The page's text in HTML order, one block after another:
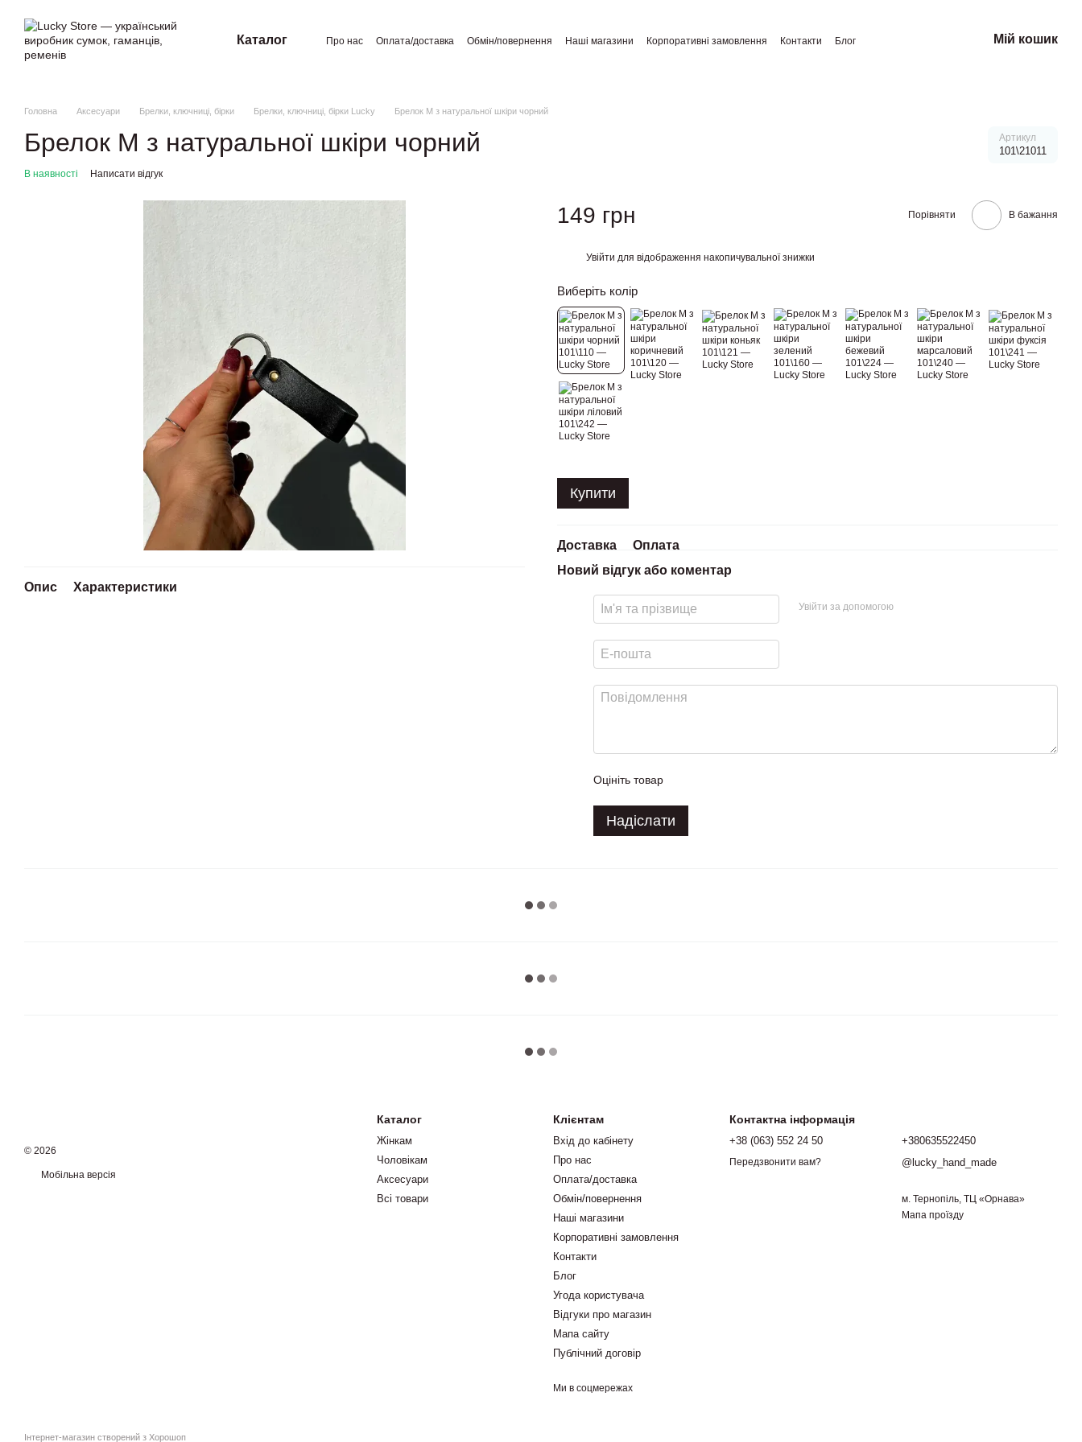
Каталог Про нас Оплата/доставка Обмін/повернення Наші магазини Корпоративні замовлення Контакти
Блог
Мій кошик
Головна Аксесуари Брелки, ключниці, бірки Брелки, ключниці, бірки Lucky Брелок M з натуральної шкіри чорний
Брелок M з натуральної шкіри чорний Артикул
101\21011
В наявності Написати відгук
Опис Характеристики
149 грн Порівняти В бажання
Увійти для відображення накопичувальної знижки
Виберіть колір
Купити
Доставка
Оплата
Новий відгук або коментар
Увійти за допомогою
Оцініть товар
Надіслати
© 2026
Мобільна версія
Інтернет-магазин створений з Хорошоп
Каталог
Жінкам
Чоловікам
Аксесуари
Всі товари
Клієнтам
Вхід до кабінету
Про нас
Оплата/доставка
Обмін/повернення
Наші магазини
Корпоративні замовлення
Контакти
Блог
Угода користувача
Відгуки про магазин
Мапа сайту
Публічний договір
Ми в соцмережах
Контактна інформація
+38 (063) 552 24 50
Передзвонити вам?
+380635522450
@lucky_hand_made
м. Тернопіль, ТЦ «Орнава»
Мапа проїзду